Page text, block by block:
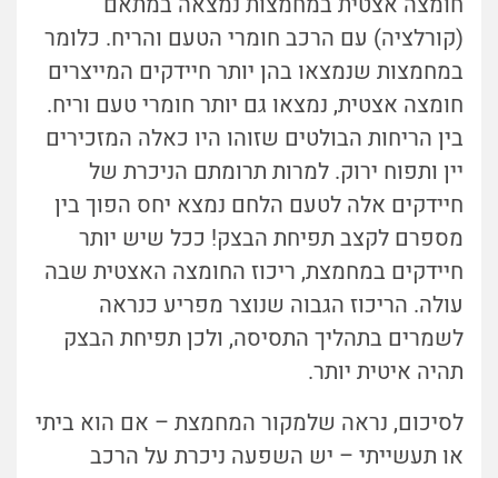
(קורלציה) עם הרכב חומרי הטעם והריח. כלומר
במחמצות שנמצאו בהן יותר חיידקים המייצרים
חומצה אצטית, נמצאו גם יותר חומרי טעם וריח.
בין הריחות הבולטים שזוהו היו כאלה המזכירים
יין ותפוח ירוק. למרות תרומתם הניכרת של
חיידקים אלה לטעם הלחם נמצא יחס הפוך בין
מספרם לקצב תפיחת הבצק! ככל שיש יותר
חיידקים במחמצת, ריכוז החומצה האצטית שבה
עולה. הריכוז הגבוה שנוצר מפריע כנראה
לשמרים בתהליך התסיסה, ולכן תפיחת הבצק
תהיה איטית יותר.
לסיכום, נראה שלמקור המחמצת – אם הוא ביתי
או תעשייתי – יש השפעה ניכרת על הרכב